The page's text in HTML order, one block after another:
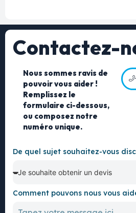
Contactez-
Nous sommes ravis de
pouvoir vous aider !
Remplissez le
formulaire ci-dessous,
ou composez notre
numéro unique.
De quel sujet souhaitez-vous
Comment pouvons nous vous